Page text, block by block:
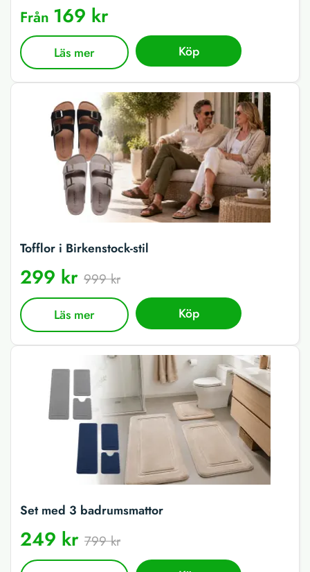
Från 169 kr
Läs mer Köp
Tofflor i Birkenstock-stil
299 kr 999 kr
Läs mer Köp
Set med 3 badrumsmattor
249 kr 799 kr